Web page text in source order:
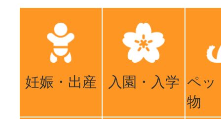
妊娠・出産 入園・入学 ペッ
物